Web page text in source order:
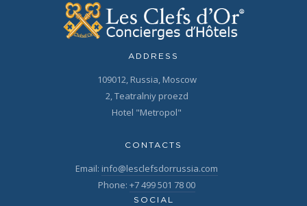
ADDRESS
109012, Russia, Moscow
2, Teatralniy proezd
Hotel "Metropol"
CONTACTS
Email: info@lesclefsdorrussia.com
Phone: +7 499 501 78 00
SOCIAL